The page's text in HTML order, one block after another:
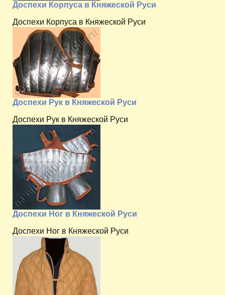
Доспехи Корпуса в Княжеской Руси
Доспехи Корпуса в Княжеской Руси
Доспехи Рук в Княжеской Руси
Доспехи Рук в Княжеской Руси
Доспехи Ног в Княжеской Руси
Доспехи Ног в Княжеской Руси